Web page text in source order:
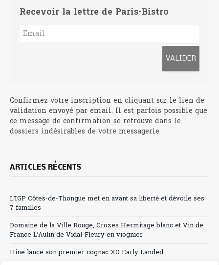
Recevoir la lettre de Paris-Bistro
Confirmez votre inscription en cliquant sur le lien de
validation envoyé par email. Il est parfois possible que
ce message de confirmation se retrouve dans le
dossiers indésirables de votre messagerie.
ARTICLES RÉCENTS
L’IGP Côtes-de-Thongue met en avant sa liberté et dévoile ses
7 familles
Domaine de la Ville Rouge, Crozes Hermitage blanc et Vin de
France L’Aulin de Vidal-Fleury en viognier
Hine lance son premier cognac XO Early Landed